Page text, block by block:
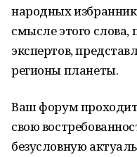
народных
смысле этого слова,
экспертов,
регионы планеты.
Ваш форум проходит
свою
безусловную